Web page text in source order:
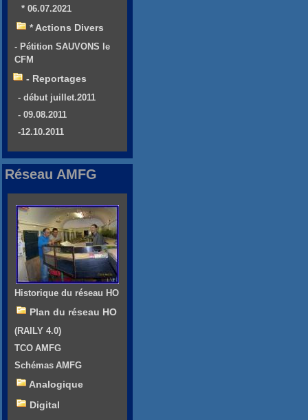
* 06.07.2021
* Actions Divers
- Pétition SAUVONS le
CFM
- Reportages
- début juillet.2011
- 09.08.2011
-12.10.2011
Réseau AMFG
Historique du réseau HO
Plan du réseau HO
(RAILY 4.0)
TCO AMFG
Schémas AMFG
Analogique
Digital